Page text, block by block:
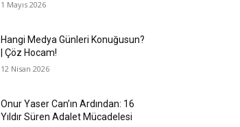
1 Mayıs 2026
Hangi Medya Günleri Konuğusun?
| Çöz Hocam!
12 Nisan 2026
Onur Yaser Can’ın Ardından: 16
Yıldır Süren Adalet Mücadelesi